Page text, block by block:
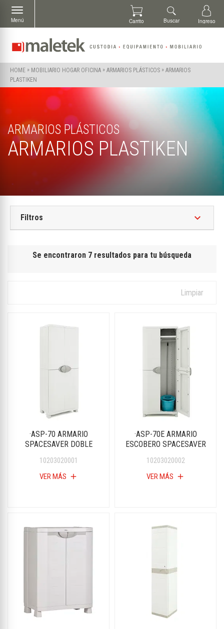
HOME » MOBILIARIO HOGAR OFICINA » ARMARIOS PLÁSTICOS » ARMARIOS
PLASTIKEN
ARMARIOS PLÁSTICOS
ARMARIOS PLASTIKEN
Filtros keyboard_arrow_down
Se encontraron 7 resultados para tu búsqueda
Limpiar
·ASP-70 ARMARIO
SPACESAVER DOBLE
10203020001
VER MÁS add
·ASP-70E ARMARIO
ESCOBERO SPACESAVER
10203020002
VER MÁS add
Menú Carrito Buscar Ingreso